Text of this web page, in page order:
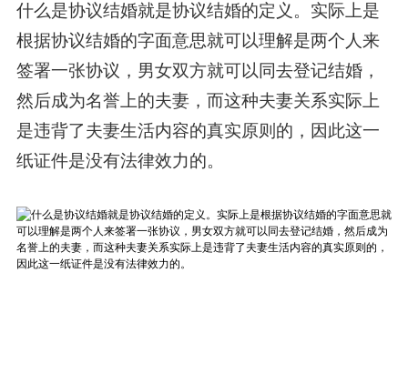
什么是协议结婚就是协议结婚的定义。实际上是
根据协议结婚的字面意思就可以理解是两个人来
签署一张协议，男女双方就可以同去登记结婚，
然后成为名誉上的夫妻，而这种夫妻关系实际上
是违背了夫妻生活内容的真实原则的，因此这一
纸证件是没有法律效力的。